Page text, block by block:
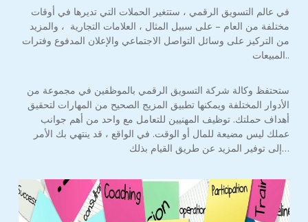
في عالم التسويق الرقمي ، ستتغير الحملات التي تديرها في أوقات
مختلفة من العام – على سبيل المثال ، العلامات التجارية ، والمزيد
من التركيز على وسائل التواصل الاجتماعي والإعلان المدفوع وفترات
المبيعات..
ستحتفظ وكالة شركة التسويق الرقمي بالموظفين في مجموعة من
الأدوار المختلفة ويمكنها تطبيق المزيج الصحيح من المهارات لتحقيق
أهداف حملتك. توظيف المهنيين للتعامل مع واحد من أهم جوانب
عملك ليس مضيعة للمال أو الوقت. في الواقع ، قد ينتهي بك الأمر
إلى توفير المزيد عن طريق القيام بذلك…